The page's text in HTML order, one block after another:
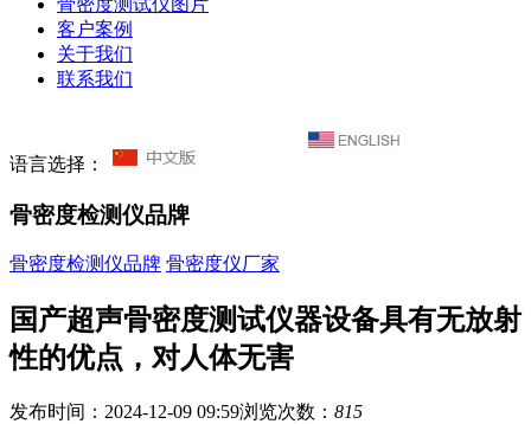
骨密度测试仪图片
客户案例
关于我们
联系我们
语言选择：
骨密度检测仪品牌
骨密度检测仪品牌 骨密度仪厂家
国产超声骨密度测试仪器设备具有无放射
性的优点，对人体无害
发布时间：2024-12-09 09:59浏览次数： 815